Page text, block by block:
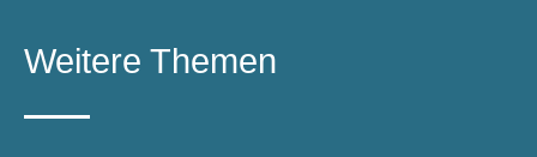
Weitere Themen